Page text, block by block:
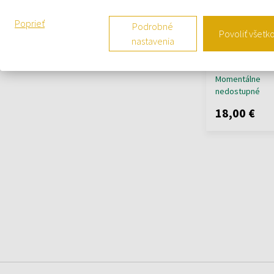
Elizabeth
And Emeralds
Momentálne
nedostupné
18,00 €
Poprieť
Podrobné
nastavenia
Povoliť všetko